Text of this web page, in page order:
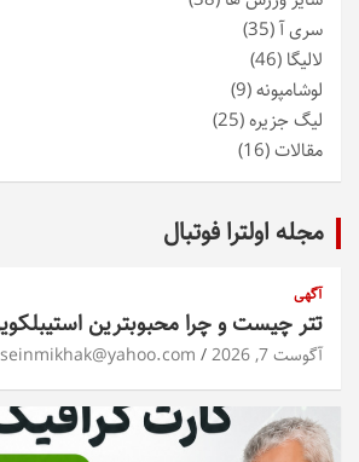
سری آ(35)
لالیگا (46)
لوشامپونه(9)
لیگ جزیره(25)
مقالات(16)
مجله اولترا فوتبال
آگهی
تتر چیست و چرا محبوبترین
آگوست 7, 2026